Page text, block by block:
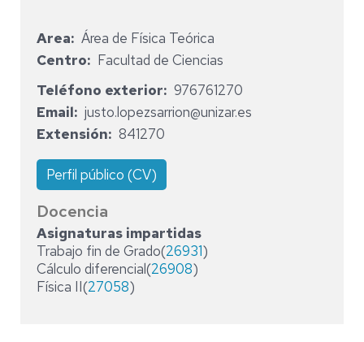
Area
Área de Física Teórica
Centro
Facultad de Ciencias
Teléfono exterior
976761270
Email
justo.lopezsarrion@unizar.es
Extensión
841270
Perfil público (CV)
Docencia
Asignaturas impartidas
Trabajo fin de Grado(26931)
Cálculo diferencial(26908)
Física II(27058)